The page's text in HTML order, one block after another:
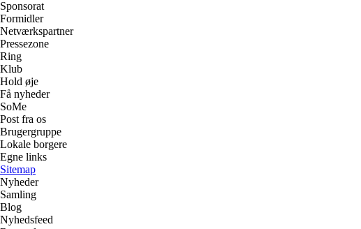
Sponsorat
Formidler
Netværkspartner
Pressezone
Ring
Klub
Hold øje
Få nyheder
SoMe
Post fra os
Brugergruppe
Lokale borgere
Egne links
Sitemap
Nyheder
Samling
Blog
Nyhedsfeed